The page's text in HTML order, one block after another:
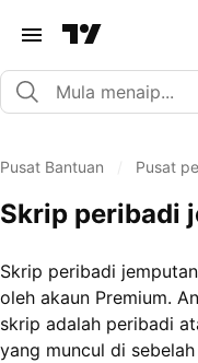
Pusat Bantuan Pusat
Skrip peribadi
Skrip peribadi
oleh akaun Premium.
skrip adalah peribadi
yang muncul di